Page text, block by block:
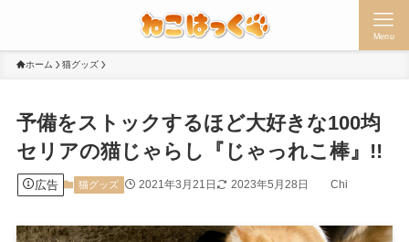
Menu
ホーム 猫グッズ
予備をストックするほど大好きな100均
セリアの猫じゃらし『じゃっれこ棒』!!
広告 猫グッズ 2021年3月21日 2023年5月28日 Chi